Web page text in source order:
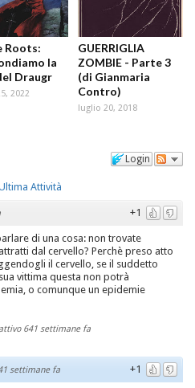
Roots:
la
Draugr
2022
GUERRIGLIA
ZOMBIE - Parte 3
(di Gianmaria
Contro)
luglio 20, 2018
Login
Attività
+1
di una cosa: non trovate
dal cervello? Perchè preso atto
il cervello, se il suddetto
vittima questa non potrà
o comunque un epidemie
attivo 641 settimane fa
+1
settimane fa